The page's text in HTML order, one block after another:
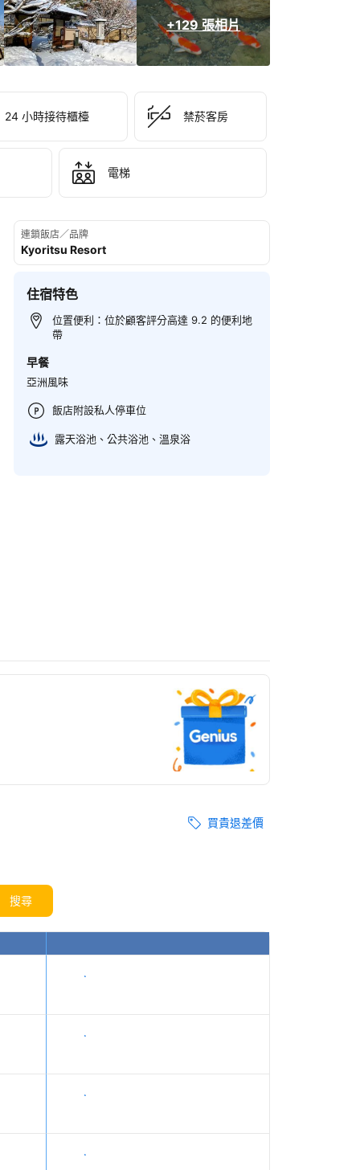
+129 張相片
24 小時接待櫃檯 禁菸客房
電梯
Kyoritsu Resort
連鎖飯店／品牌
住宿特色
位置便利：位於顧客評分高達 9.2 的便利地
帶
早餐
亞洲風味
飯店附設私人停車位
露天浴池、​公共浴池、​溫泉浴
買貴退差價
搜尋
顯示價格
顯示價格
顯示價格
顯示價格